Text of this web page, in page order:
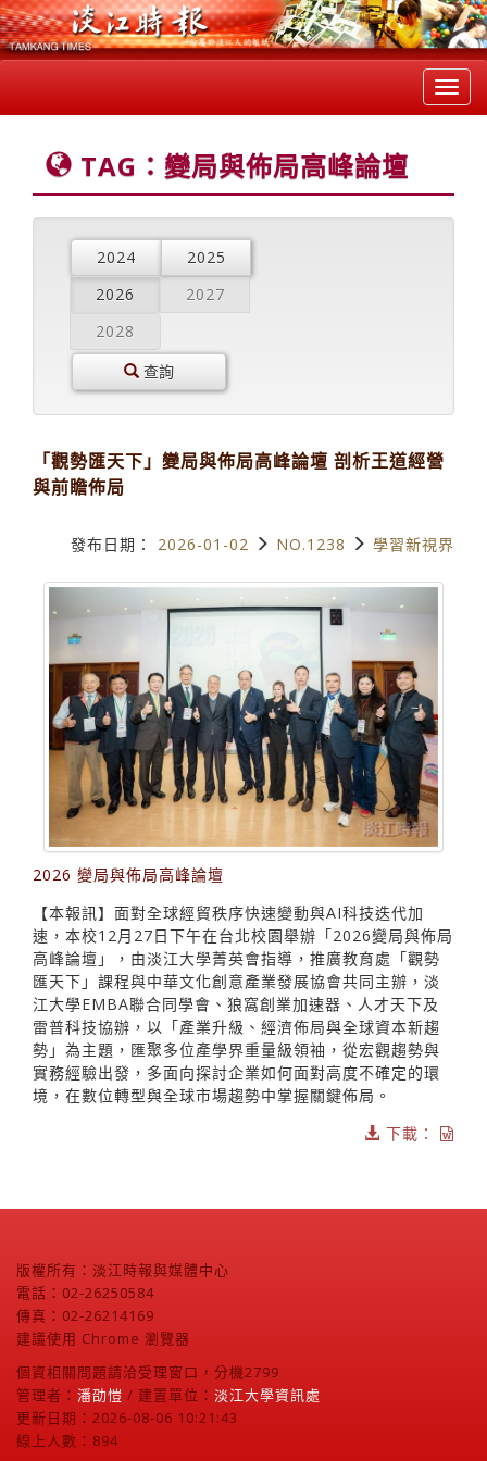
TAG：變局與佈局高峰論壇
2024
2025
2026
2027
2028
查詢
「觀勢匯天下」變局與佈局高峰論壇 剖析王道經營
與前瞻佈局
發布日期： 2026-01-02 NO.1238 學習新視界
2026 變局與佈局高峰論壇
【本報訊】面對全球經貿秩序快速變動與AI科技迭代加
速，本校12月27日下午在台北校園舉辦「2026變局與佈局
高峰論壇」，由淡江大學菁英會指導，推廣教育處「觀勢
匯天下」課程與中華文化創意產業發展協會共同主辦，淡
江大學EMBA聯合同學會、狼窩創業加速器、人才天下及
雷普科技協辦，以「產業升級、經濟佈局與全球資本新趨
勢」為主題，匯聚多位產學界重量級領袖，從宏觀趨勢與
實務經驗出發，多面向探討企業如何面對高度不確定的環
境，在數位轉型與全球市場趨勢中掌握關鍵佈局。
下載：
版權所有：淡江時報與媒體中心
電話：02-26250584
傳真：02-26214169
建議使用 Chrome 瀏覽器
個資相關問題請洽受理窗口，分機2799
管理者： 潘劭愷 / 建置單位： 淡江大學資訊處
更新日期：2026-08-06 10:21:43
線上人數：894